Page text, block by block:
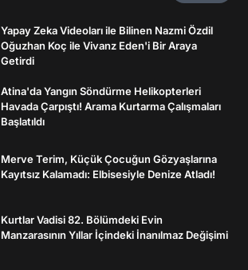
Yapay Zeka Videoları ile Bilinen Nazmi Özdil
Oğuzhan Koç ile Vivanz Eden'i Bir Araya
Getirdi
Atina'da Yangın Söndürme Helikopterleri
Havada Çarpıştı! Arama Kurtarma Çalışmaları
Başlatıldı
Merve Terim, Küçük Çocuğun Gözyaşlarına
Kayıtsız Kalamadı: Elbisesiyle Denize Atladı!
Kurtlar Vadisi 82. Bölümdeki Evin
Manzarasının Yıllar İçindeki İnanılmaz Değişimi